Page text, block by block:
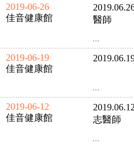
2019-06-26
佳音健康館
醫師
...
2019-06-19
佳音健康館
...
2019-06-12
佳音健康館
志醫師
...